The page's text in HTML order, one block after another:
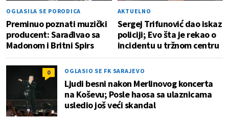
OGLASILA SE PORODICA
Preminuo poznati muzički
producent: Sarađivao sa
Madonom i Britni Spirs
AKTUELNO
Sergej Trifunović dao iskaz
policiji; Evo šta je rekao o
incidentu u tržnom centru
0 OGLASIO SE FK SARAJEVO
Ljudi besni nakon Merlinovog koncerta
na Koševu; Posle haosa sa ulaznicama
usledio još veći skandal